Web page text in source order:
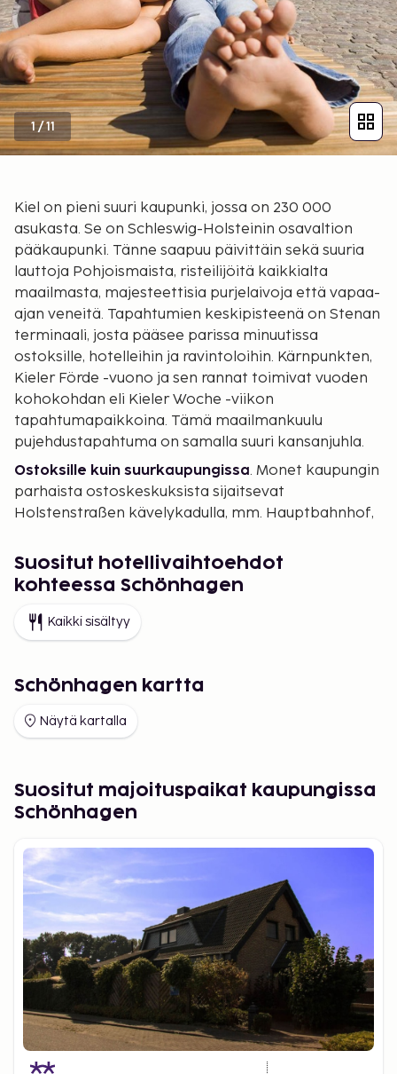
1/11
Kiel on pieni suuri kaupunki, jossa on 230 000
asukasta. Se on Schleswig-Holsteinin osavaltion
pääkaupunki. Tänne saapuu päivittäin sekä suuria
lauttoja Pohjoismaista, risteilijöitä kaikkialta
maailmasta, majesteettisia purjelaivoja että vapaa-
ajan veneitä. Tapahtumien keskipisteenä on Stenan
terminaali, josta pääsee parissa minuutissa
ostoksille, hotelleihin ja ravintoloihin. Kärnpunkten,
Kieler Förde -vuono ja sen rannat toimivat vuoden
kohokohdan eli Kieler Woche -viikon
tapahtumapaikkoina. Tämä maailmankuulu
pujehdustapahtuma on samalla suuri kansanjuhla.
Ostoksille kuin suurkaupungissa. Monet kaupungin
parhaista ostoskeskuksista sijaitsevat
Holstenstraßen kävelykadulla, mm. Hauptbahnhof,
Sophienhof, jättiläismäinen galleria, jossa on
sadoittain kauppoja ja tavarataloja, sekä jännittävä
kulttuurikortteli monine ravintoloineen.
Joulumarkkinat. Upeat Weihnachtsmarkt-
Suositut hotellivaihtoehdot
kohteessa Schönhagen
Kaikki sisältyy
Schönhagen kartta
Näytä kartalla
Suositut majoituspaikat kaupungissa
Schönhagen